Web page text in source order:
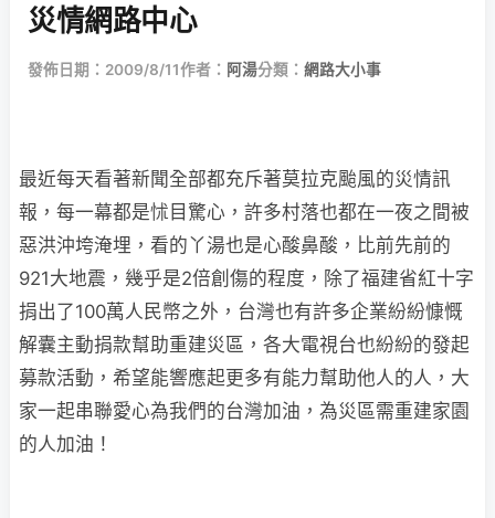
災情網路中心
發佈日期：2009/8/11作者： 阿湯分類： 網路大小事
最近每天看著新聞全部都充斥著莫拉克颱風的災情訊
報，每一幕都是怵目驚心，許多村落也都在一夜之間被
惡洪沖垮淹埋，看的丫湯也是心酸鼻酸，比前先前的
921大地震，幾乎是2倍創傷的程度，除了福建省紅十字
捐出了100萬人民幣之外，台灣也有許多企業紛紛慷慨
解囊主動捐款幫助重建災區，各大電視台也紛紛的發起
募款活動，希望能響應起更多有能力幫助他人的人，大
家一起串聯愛心為我們的台灣加油，為災區需重建家園
的人加油！